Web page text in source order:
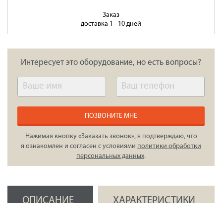
Заказ
доставка 1 - 10 дней
Интересует это оборудование, но есть вопросы?
ПОЗВОНИТЕ МНЕ
Нажимая кнопку «Заказать звонок», я подтверждаю, что
я ознакомлен и согласен с условиями политики обработки
персональных данных.